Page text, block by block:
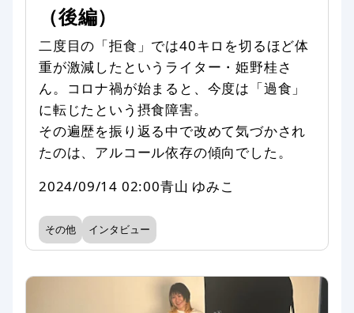
（後編）
二度目の「拒食」では40キロを切るほど体
重が激減したというライター・姫野桂さ
ん。コロナ禍が始まると、今度は「過食」
に転じたという摂食障害。
その遍歴を振り返る中で改めて気づかされ
たのは、アルコール依存の傾向でした。
2024/09/14 02:00青山 ゆみこ
その他 インタビュー